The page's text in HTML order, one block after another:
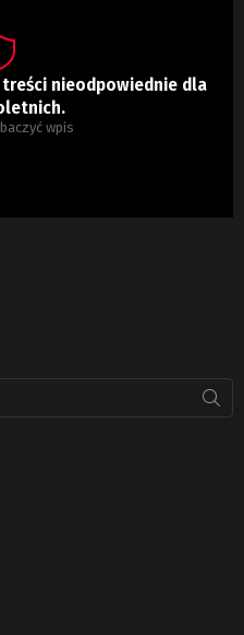
nieodpowiednie dla
wpis